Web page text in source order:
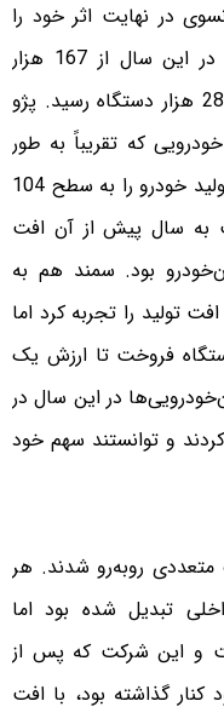
در نهایت اثر خود را
گذاشت به گونه‌ای که تولید پژو 206 در این سال از 167 هزار
دستگاه در سال پیش از آن به کمتر از 28 هزار دستگاه رسید. پژو
خودرویی که تقریباً به طور
کامل داخلی‌سازی شده بود و توانست تولید خودرو را به سطح 104
به سال پیش از آن افت
بود. سمند هم به
تولید را تجربه کرد اما
هم بیش از 107 هزار دستگاه فروخت تا ارزش یک
در این سال در
کردند و توانستند سهم خود
روبه‌رو شدند. هر
تبدیل شده بود اما
و این شرکت که پس از
کنار گذاشته بود، با افت